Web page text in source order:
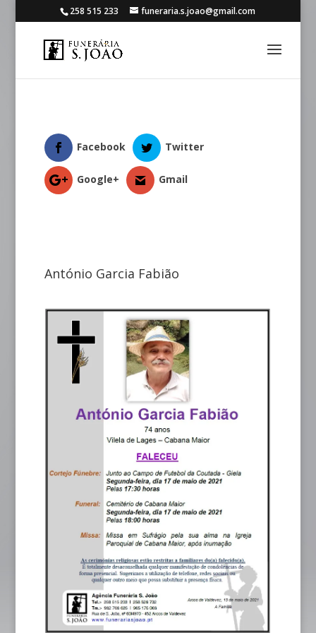
258 515 233 funeraria.s.joao@gmail.com
Facebook Twitter
Google+ Gmail
António Garcia Fabião